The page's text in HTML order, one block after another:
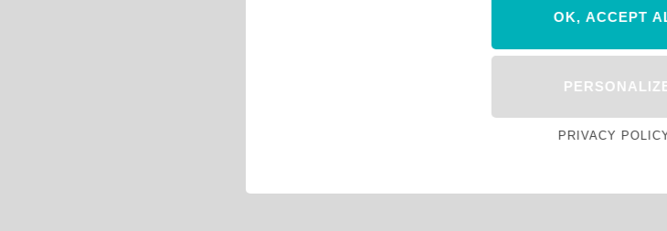
OK, ACCEPT
PRIVACY